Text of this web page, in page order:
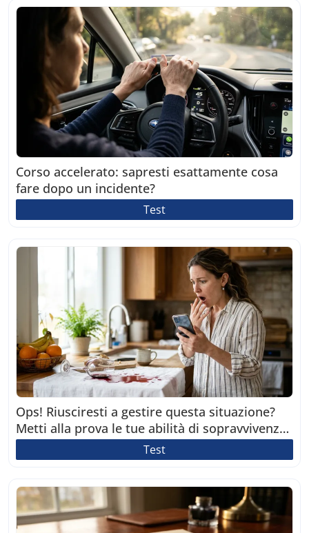
Corso accelerato: sapresti esattamente cosa
fare dopo un incidente?
Test
Ops! Riusciresti a gestire questa situazione?
Metti alla prova le tue abilità di sopravvivenza
in questo scenario!
Test